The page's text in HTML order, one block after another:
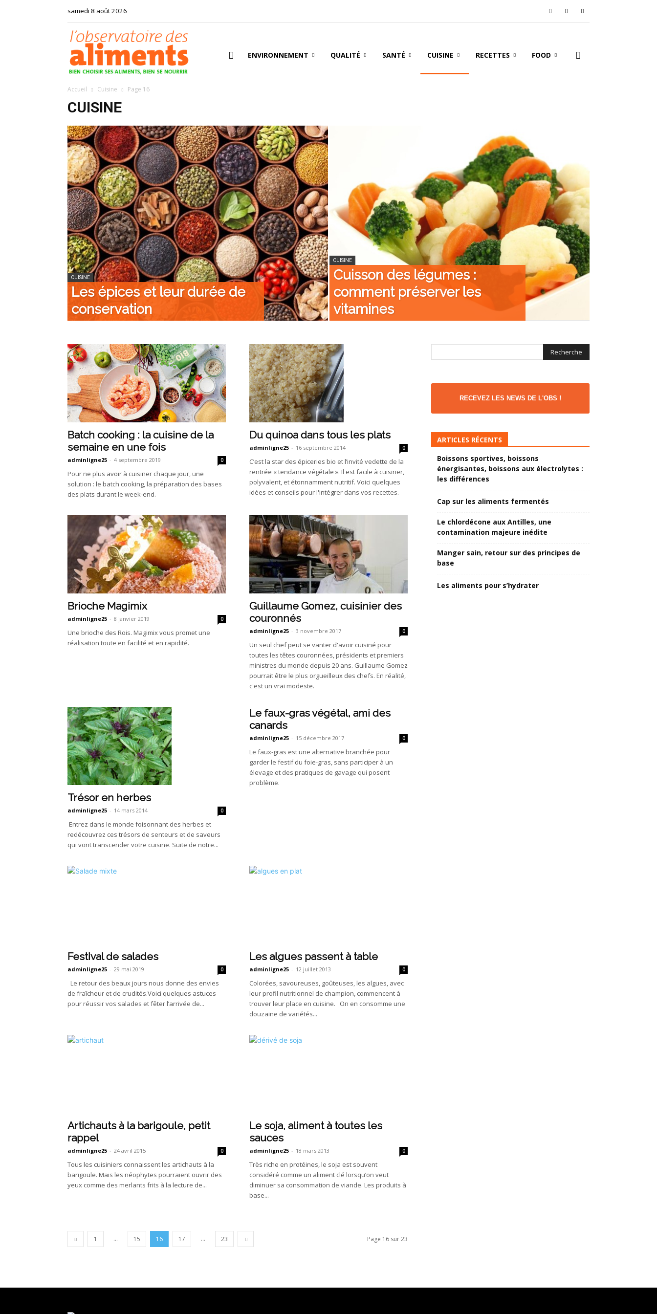
samedi 8 août 2026
aliments
ENVIRONNEMENT QUALITÉ SANTÉ CUISINE RECETTES FOOD
Accueil Cuisine Page 16
CUISINE
CUISINE
Les épices et leur durée de
conservation
CUISINE
Cuisson des légumes :
comment préserver les
vitamines
Batch cooking : la cuisine de la
semaine en une fois
adminligne25 - 4 septembre 2019 0
Pour ne plus avoir à cuisiner chaque jour, une
solution : le batch cooking, la préparation des bases
des plats durant le week-end.
Du quinoa dans tous les plats
adminligne25 - 16 septembre 2014 0
C’est la star des épiceries bio et l’invité vedette de la
rentrée « tendance végétale ». Il est facile à cuisiner,
polyvalent, et étonnamment nutritif. Voici quelques
idées et conseils pour l'intégrer dans vos recettes.
Brioche Magimix
adminligne25 - 8 janvier 2019 0
Une brioche des Rois. Magimix vous promet une
réalisation toute en facilité et en rapidité.
Guillaume Gomez, cuisinier des
couronnés
adminligne25 - 3 novembre 2017 0
Un seul chef peut se vanter d'avoir cuisiné pour
toutes les têtes couronnées, présidents et premiers
ministres du monde depuis 20 ans. Guillaume Gomez
pourrait être le plus orgueilleux des chefs. En réalité,
c'est un vrai modeste.
Trésor en herbes
adminligne25 - 14 mars 2014 0
Entrez dans le monde foisonnant des herbes et
redécouvrez ces trésors de senteurs et de saveurs
qui vont transcender votre cuisine. Suite de notre...
Le faux-gras végétal, ami des
canards
adminligne25 - 15 décembre 2017 0
Le faux-gras est une alternative branchée pour
garder le festif du foie-gras, sans participer à un
élevage et des pratiques de gavage qui posent
problème.
Festival de salades
adminligne25 - 29 mai 2019 0
Le retour des beaux jours nous donne des envies
de fraîcheur et de crudités.Voici quelques astuces
pour réussir vos salades et fêter l’arrivée de...
Les algues passent à table
adminligne25 - 12 juillet 2013 0
Colorées, savoureuses, goûteuses, les algues, avec
leur profil nutritionnel de champion, commencent à
trouver leur place en cuisine. On en consomme une
douzaine de variétés...
Artichauts à la barigoule, petit
rappel
adminligne25 - 24 avril 2015 0
Tous les cuisiniers connaissent les artichauts à la
barigoule. Mais les néophytes pourraient ouvrir des
yeux comme des merlants frits à la lecture de...
Le soja, aliment à toutes les
sauces
adminligne25 - 18 mars 2013 0
Très riche en protéines, le soja est souvent
considéré comme un aliment clé lorsqu’on veut
diminuer sa consommation de viande. Les produits à
base...
1 ... 15 16 17 ... 23 Page 16 sur 23
RECEVEZ LES NEWS DE L'OBS !
ARTICLES RÉCENTS
Boissons sportives, boissons
énergisantes, boissons aux électrolytes :
les différences
Cap sur les aliments fermentés
Le chlordécone aux Antilles, une
contamination majeure inédite
Manger sain, retour sur des principes de
base
Les aliments pour s’hydrater